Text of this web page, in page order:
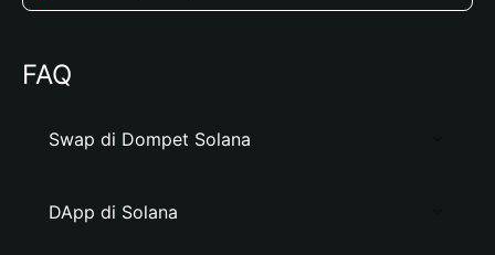
FAQ
Swap di Dompet Solana
DApp di Solana